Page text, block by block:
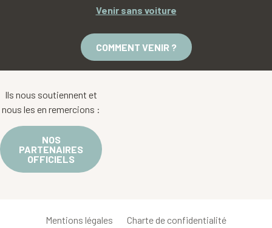
Venir sans voiture
COMMENT VENIR ?
Ils nous soutiennent et
nous les en remercions :
NOS
PARTENAIRES
OFFICIELS
Mentions légales Charte de confidentialité